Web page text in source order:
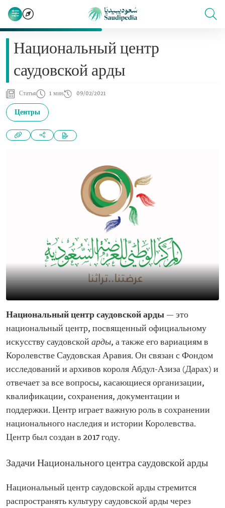
Национальный центр
саудовской арды
Статья 1 мин 09/02/2021
Центры
Национальный центр саудовской арды — это
национальный центр, посвященный официальному
искусству саудовской арды, а также его вариациям в
Королевстве Саудовская Аравия. Он связан с Фондом
исследований и архивов короля Абдул-Азиза (Дарах) и
отвечает за все вопросы, касающиеся организации,
квалификации, сохранения, документации и
поддержки. Центр играет важную роль в сохранении
национального наследия и истории Королевства.
Центр был создан в 2017 году.
Задачи Национального центра саудовской арды
Национальный центр саудовской арды стремится
распространять культуру саудовской арды через